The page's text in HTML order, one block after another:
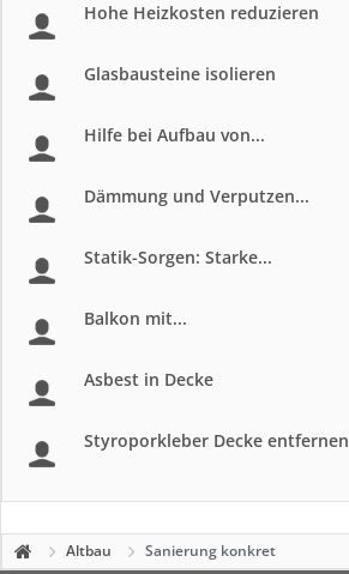
Hohe Heizkosten reduzieren
Glasbausteine isolieren
Hilfe bei Aufbau von...
Dämmung und Verputzen...
Statik-Sorgen: Starke...
Balkon mit...
Asbest in Decke
Styroporkleber Decke entfernen
Altbau Sanierung konkret